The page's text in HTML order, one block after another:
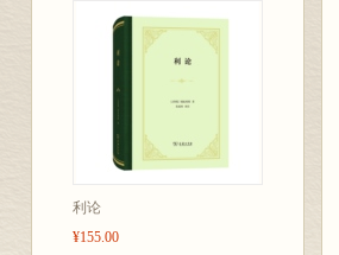
利论
¥155.00